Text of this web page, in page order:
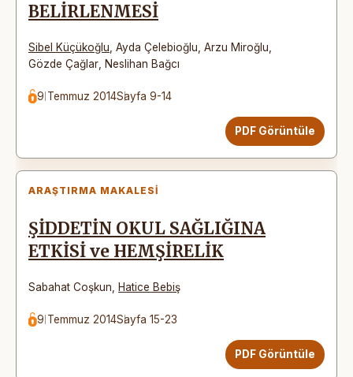
BELİRLENMESİ
Sibel Küçükoğlu Ayda Çelebioğlu Arzu Miroğlu
Gözde Çağlar
Neslihan Bağcı
9 Temmuz 2014Sayfa 9-14
PDF Görüntüle
ARAŞTIRMA MAKALESI
ŞİDDETİN OKUL SAĞLIĞINA
ETKİSİ ve HEMŞİRELİK
Sabahat Coşkun Hatice Bebiş
9 Temmuz 2014Sayfa 15-23
PDF Görüntüle